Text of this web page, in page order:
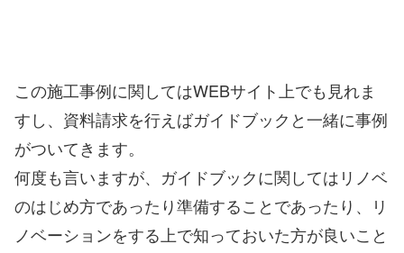
この施工事例に関してはWEBサイト上でも見れま
すし、資料請求を行えばガイドブックと一緒に事例
がついてきます。
何度も言いますが、ガイドブックに関してはリノベ
のはじめ方であったり準備することであったり、リ
ノベーションをする上で知っておいた方が良いこと